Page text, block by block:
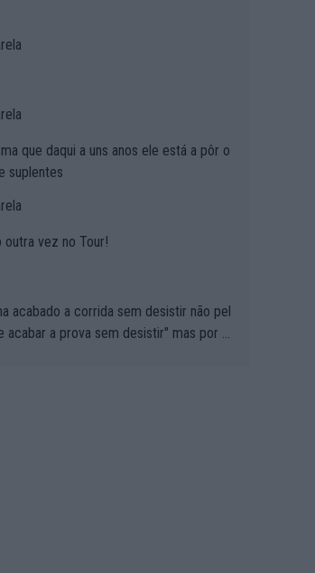
que daqui a uns anos ele está a pôr o
suplentes
vez no Tour!
acabado a corrida sem desistir não pel
acabar a prova sem desistir" mas por ou